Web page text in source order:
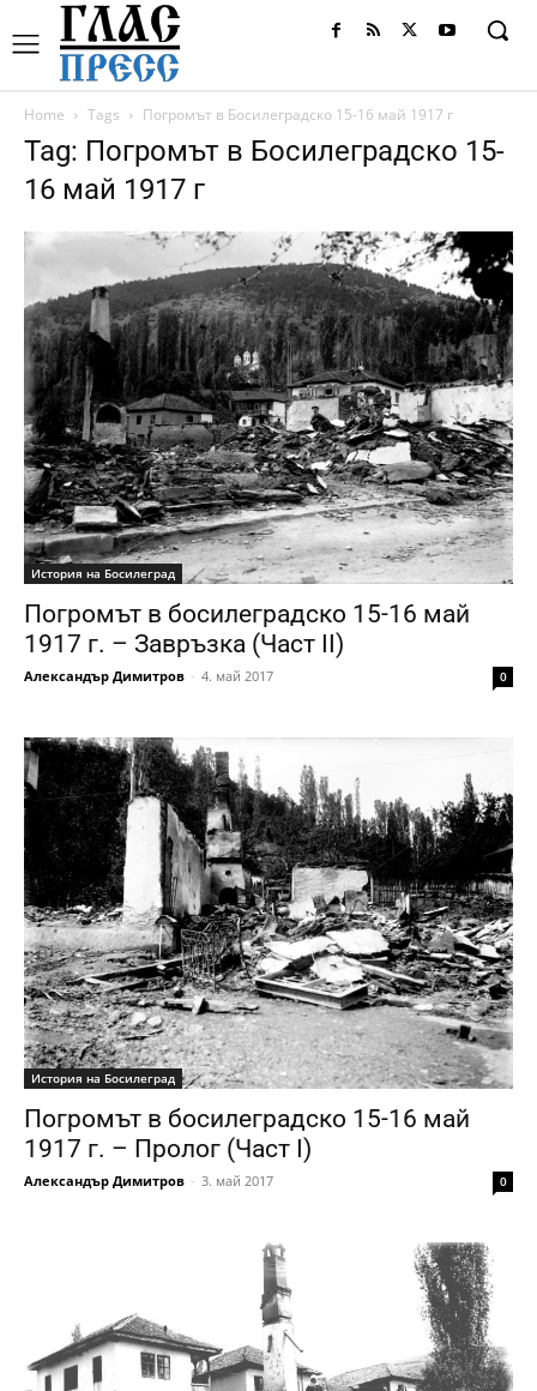
Home Tags Погромът в Босилеградско 15-16 май 1917 г
Tag: Погромът в Босилеградско 15-
16 май 1917 г
История на Босилеград
Погромът в босилеградско 15-16 май
1917 г. – Завръзка (Част II)
Александър Димитров - 4. май 2017 0
История на Босилеград
Погромът в босилеградско 15-16 май
1917 г. – Прoлог (Част I)
Александър Димитров - 3. май 2017 0